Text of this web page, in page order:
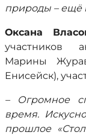
природы – ещё
Оксана
участников
Марины
Енисейск),
– Огромное
время.
прошлое